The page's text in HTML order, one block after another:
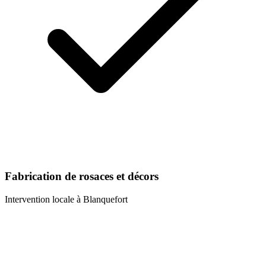
Fabrication de rosaces et décors
Intervention locale à Blanquefort